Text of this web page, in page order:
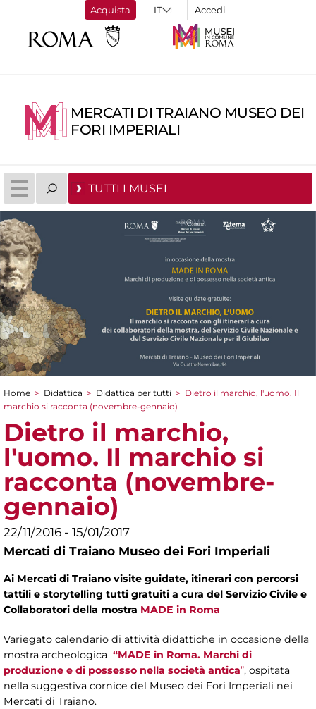
Acquista Accedi
MERCATI DI TRAIANO MUSEO DEI
FORI IMPERIALI
TUTTI I MUSEI
Tu sei qui
Home > Didattica > Didattica per tutti > Dietro il marchio, l'uomo. Il
marchio si racconta (novembre-gennaio)
Dietro il marchio,
l'uomo. Il marchio si
racconta (novembre-
gennaio)
22/11/2016 - 15/01/2017
Mercati di Traiano Museo dei Fori Imperiali
Ai Mercati di Traiano visite guidate, itinerari con percorsi
tattili e storytelling tutti gratuiti a cura del Servizio Civile e
Collaboratori della mostra MADE in Roma
Variegato calendario di attività didattiche in occasione della
mostra archeologica “MADE in Roma. Marchi di
produzione e di possesso nella società antica”, ospitata
nella suggestiva cornice del Museo dei Fori Imperiali nei
Mercati di Traiano.